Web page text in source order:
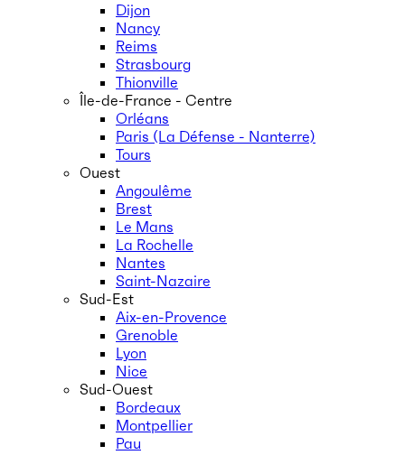
Dijon
Nancy
Reims
Strasbourg
Thionville
Île-de-France - Centre
Orléans
Paris (La Défense - Nanterre)
Tours
Ouest
Angoulême
Brest
Le Mans
La Rochelle
Nantes
Saint-Nazaire
Sud-Est
Aix-en-Provence
Grenoble
Lyon
Nice
Sud-Ouest
Bordeaux
Montpellier
Pau